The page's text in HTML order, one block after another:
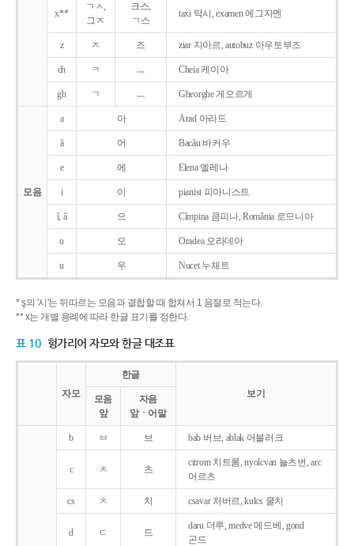
x**
ㄱㅅ,
그ㅈ
크스,
ㄱ스
taxi 탁시, examen 에그자멘
z ㅈ 즈 ziar 지아르, autobuz 아우토부즈
ch ㅋ ㅡ Cheia 케이아
gh ㄱ ㅡ Gheorghe 게오르게
모음
a 아 Arad 아라드
ǎ 어 Bacǎu 바커우
e 에 Elena 엘레나
i 이 pianist 피아니스트
î, â 으 Cîmpina 큼피나, România 로므니아
o 오 Oradea 오라데아
u 우 Nucet 누체트
* ş의 '시'는 뒤따르는 모음과 결합할 때 합쳐서 1 음절로 적는다.
** x는 개별 용례에 따라 한글 표기를 정한다.
표 10 헝가리어 자모와 한글 대조표
자모
한글
보기
모음
앞
자음
앞ㆍ어말
b ㅂ 브 bab 버브, ablak 어블러크
c ㅊ 츠
citrom 치트롬, nyolcvan 뇰츠번, arc
어르츠
cs ㅊ 치 csavar 처버르, kulcs 쿨치
d ㄷ 드
daru 더루, medve 메드베, gond
곤드